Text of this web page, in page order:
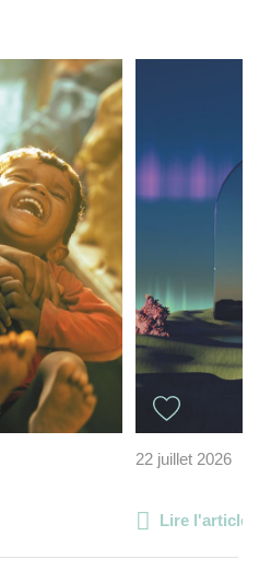
22 juillet 2026
Lire l'article